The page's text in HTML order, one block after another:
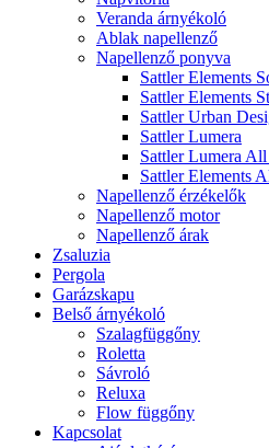
Veranda árnyékoló
Ablak napellenző
Napellenző ponyva
Sattler Elements
Sattler Elements
Sattler Urban
Sattler Lumera
Sattler Lumera
Sattler Elements
Napellenző érzékelők
Napellenző motor
Napellenző árak
Zsaluzia
Pergola
Garázskapu
Belső árnyékoló
Szalagfüggőny
Roletta
Sávroló
Reluxa
Flow függőny
Kapcsolat